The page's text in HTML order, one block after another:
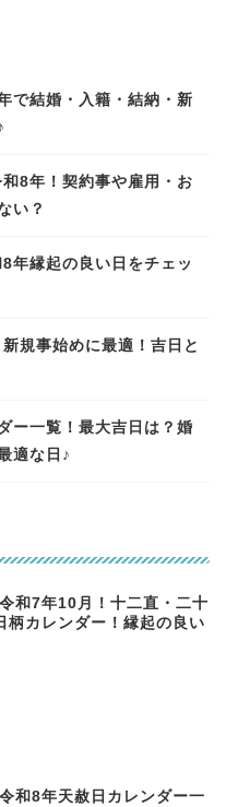
で結婚・入籍・結納・新
8年！契約事や雇用・お
い？
年縁起の良い日をチェッ
規事始めに最適！吉日と
ー一覧！最大吉日は？婚
適な日♪
和7年10月！十二直・二十
柄カレンダー！縁起の良い
和8年天赦日カレンダー一